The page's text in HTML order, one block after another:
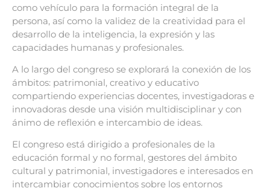
como vehículo para la formación integral de la
persona, así como la validez de la creatividad para el
desarrollo de la inteligencia, la expresión y las
capacidades humanas y profesionales.
A lo largo del congreso se explorará la conexión de los
ámbitos: patrimonial, creativo y educativo
compartiendo experiencias docentes, investigadoras e
innovadoras desde una visión multidisciplinar y con
ánimo de reflexión e intercambio de ideas.
El congreso está dirigido a profesionales de la
educación formal y no formal, gestores del ámbito
cultural y patrimonial, investigadores e interesados en
intercambiar conocimientos sobre los entornos